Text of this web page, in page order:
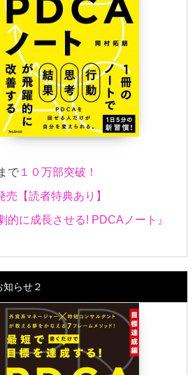
で １０万部突破！
売【読者特典あり】
的に成長させる! PDCAノート』
らせ２